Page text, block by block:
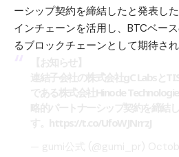
ーシップ契約を締結したと発表し
インチェーンを活用し、BTCベー
るブロックチェーンとして期待され